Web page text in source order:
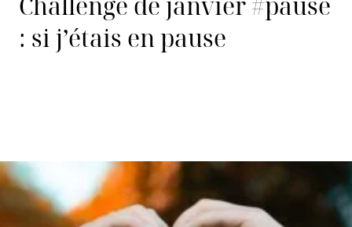
: si j’étais en pause